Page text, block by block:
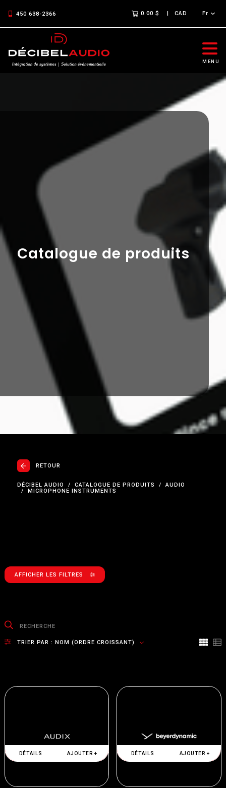
450 638-2366 0.00 $ CAD Fr
MENU
Catalogue de produits
RETOUR
DÉCIBEL AUDIO CATALOGUE DE PRODUITS
AUDIO
MICROPHONE INSTRUMENTS
AFFICHER LES FILTRES
TRIER PAR : NOM (ORDRE CROISSANT)
DÉTAILS AJOUTER + DÉTAILS AJOUTER +